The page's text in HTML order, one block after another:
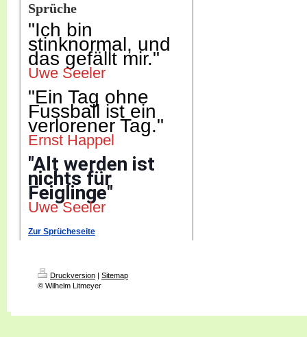
Sprüche
"Ich bin
stinknormal, und
das gefällt mir."
Uwe Seeler
"Ein Tag ohne
Fussball ist ein
verlorener Tag."
Ernst Happel
"Alt werden ist
nichts für
Feiglinge"
Uwe Seeler
Zur Sprücheseite
Druckversion | Sitemap
© Wilhelm Litmeyer